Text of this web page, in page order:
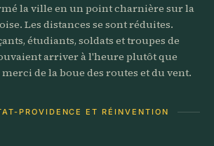
la ville en un point charnière sur la
Les distances se sont réduites.
étudiants, soldats et troupes de
arriver à l'heure plutôt que
de la boue des routes et du vent.
PROVIDENCE ET RÉINVENTION